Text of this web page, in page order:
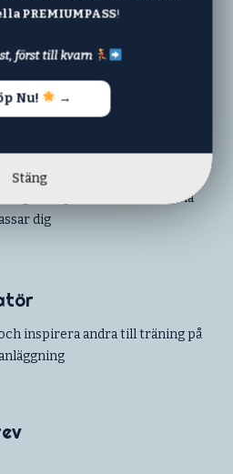
och träna hemma
dig
inspirera andra till träning på
PREMIUMPASS!
först till kvarn
Nu! →
Stäng